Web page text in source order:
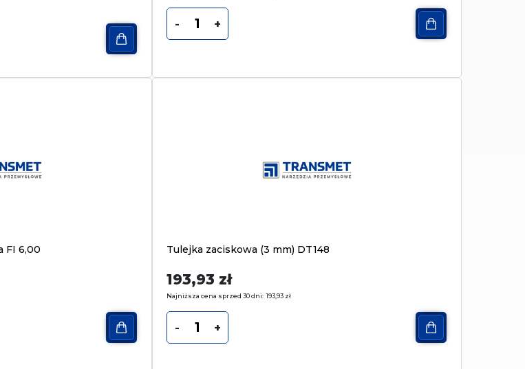
- +
FI 6,00 Tulejka zaciskowa (3 mm) DT148
193,93 zł
Najniższa cena sprzed 30 dni:193,93 zł
- +